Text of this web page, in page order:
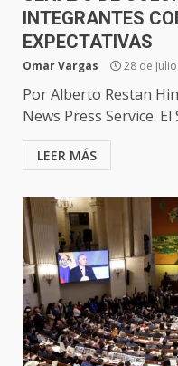
INTEGRANTES
EXPECTATIVAS
Omar Vargas 28 de
Por Alberto Restan
News Press Service.
LEER MÁS